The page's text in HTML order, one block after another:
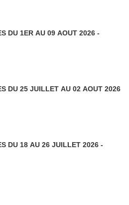
DU 1ER AU 09 AOUT 2026 -
DU 25 JUILLET AU 02 AOUT 2026
DU 18 AU 26 JUILLET 2026 -